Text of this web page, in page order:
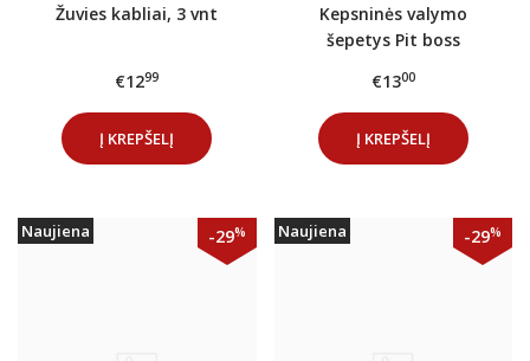
Žuvies kabliai, 3 vnt
€1299
Į KREPŠELĮ
Kepsninės valymo
šepetys Pit boss
€1300
Į KREPŠELĮ
Naujiena -29% Naujiena -29%